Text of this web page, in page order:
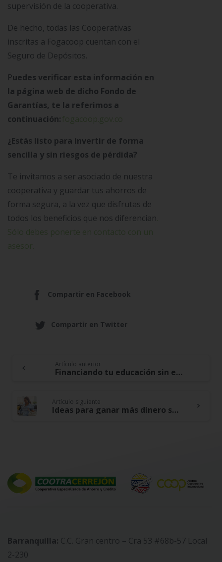
supervisión de la cooperativa.
De hecho, todas las Cooperativas
inscritas a Fogacoop cuentan con el
Seguro de Depósitos.
Puedes verificar esta información en
la página web de dicho Fondo de
Garantías, te la referimos a
continuación:
¿Estás listo para invertir de forma
sencilla y sin riesgos de pérdida?
Te invitamos a ser asociado de nuestra
cooperativa y guardar tus ahorros de
forma segura, a la vez que disfrutas de
todos los beneficios que nos diferencian
Compartir en Facebook
Compartir en Twitter
Continue
Reading
Artículo anterior
Financiando tu educación sin endeudamiento – Te enseñamos cómo
Artículo siguiente
Ideas para ganar más dinero si eres ama de casa
Barranquilla: C.C. Gran centro – Cra 53 #68b-57 Local
2-230